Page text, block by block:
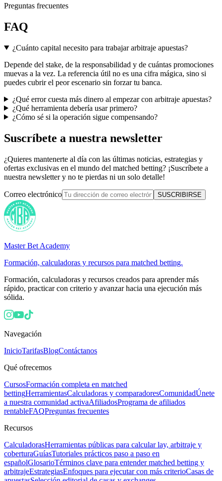
Preguntas frecuentes
FAQ
¿Cuánto capital necesito para trabajar arbitraje apuestas?
Depende del stake, de la responsabilidad y de cuántas promociones
muevas a la vez. La referencia útil no es una cifra mágica, sino si
puedes cubrir el peor escenario sin forzar tu banca.
¿Qué error cuesta más dinero al empezar con arbitraje apuestas?
¿Qué herramienta debería usar primero?
¿Cómo sé si la operación sigue compensando?
Suscríbete a nuestra newsletter
¿Quieres mantenerte al día con las últimas noticias, estrategias y
ofertas exclusivas en el mundo del matched betting? ¡Suscríbete a
nuestra newsletter y no te pierdas ni un solo detalle!
Correo electrónico SUSCRIBIRSE
Master Bet Academy
Formación, calculadoras y recursos para matched betting.
Formación, calculadoras y recursos creados para aprender más
rápido, practicar con criterio y avanzar hacia una ejecución más
sólida.
Navegación
InicioTarifasBlogContáctanos
Qué ofrecemos
CursosFormación completa en matched
bettingHerramientasCalculadoras y comparadoresComunidadÚnete
a nuestra comunidad activaAfiliadosPrograma de afiliados
rentableFAQPreguntas frecuentes
Recursos
CalculadorasHerramientas públicas para calcular lay, arbitraje y
coberturaGuíasTutoriales prácticos paso a paso en
españolGlosarioTérminos clave para entender matched betting y
arbitrajeEstrategiasEnfoques para ejecutar con más criterioCasas de